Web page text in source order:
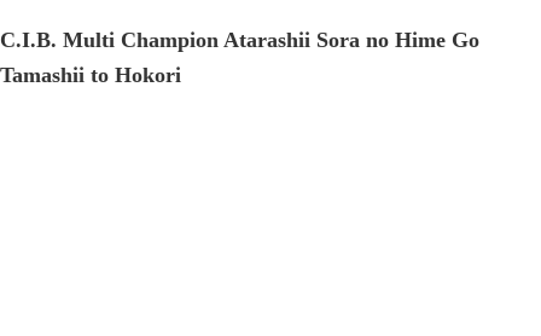
C.I.B. Multi Champion Atarashii Sora no Hime Go
Tamashii to Hokori